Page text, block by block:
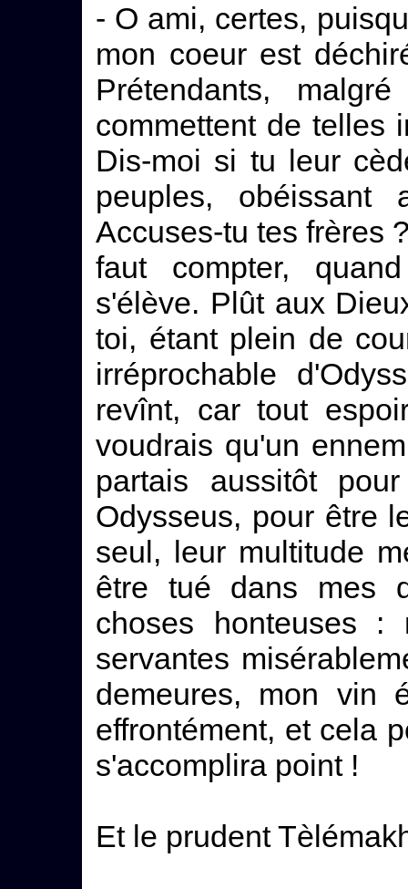
- O ami, certes,
mon coeur est
Prétendants,
commettent de telles
Dis-moi si tu leur
peuples,
Accuses-tu tes frères
faut compter,
s'élève. Plût aux
toi, étant plein de
irréprochable
revînt, car tout
voudrais qu'un
partais aussitôt
Odysseus, pour être
seul, leur multitude
être tué dans mes
choses honteuses :
servantes
demeures, mon vin
effrontément, et cela
s'accomplira point !
Et le prudent